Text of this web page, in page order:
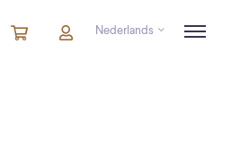
Winkelmandje
artikelenAccountNederlands